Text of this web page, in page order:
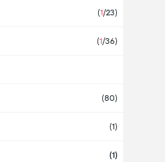
(1/23)
(1/36)
(80)
(1)
(1)